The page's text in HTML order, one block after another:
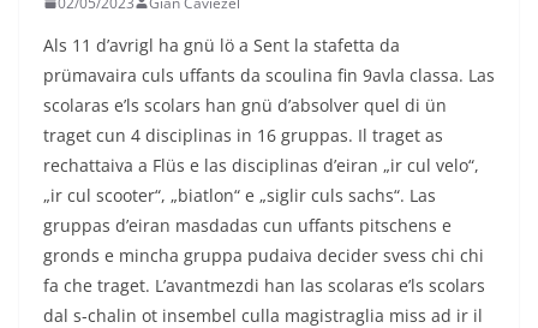
Als 11 d’avrigl ha gnü lö a Sent la stafetta da
prümavaira culs uffants da scoulina fin 9avla classa. Las
scolaras e’ls scolars han gnü d’absolver quel di ün
traget cun 4 disciplinas in 16 gruppas. Il traget as
rechattaiva a Flüs e las disciplinas d’eiran „ir cul velo“,
„ir cul scooter“, „biatlon“ e „siglir culs sachs“. Las
gruppas d’eiran masdadas cun uffants pitschens e
gronds e mincha gruppa pudaiva decider svess chi chi
fa che traget. L’avantmezdi han las scolaras e’ls scolars
dal s-chalin ot insembel culla magistraglia miss ad ir il